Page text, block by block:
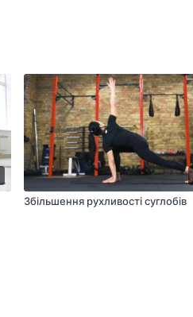
Збільшення рухливості суглобів